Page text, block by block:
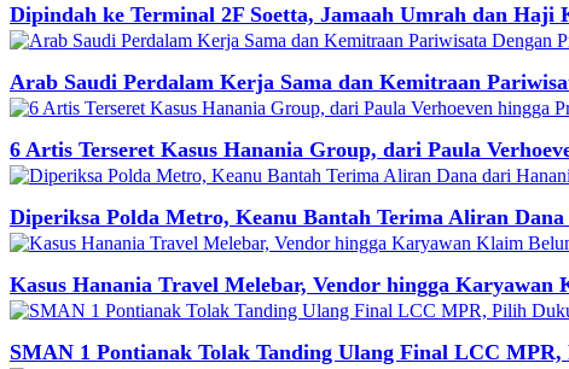
Dipindah ke Terminal 2F Soetta, Jamaah Umrah dan Haji
Arab Saudi Perdalam Kerja Sama dan Kemitraan
6 Artis Terseret Kasus Hanania Group, dari Paula
Diperiksa Polda Metro, Keanu Bantah Terima Aliran
Kasus Hanania Travel Melebar, Vendor hingga Karyawan
SMAN 1 Pontianak Tolak Tanding Ulang Final LCC